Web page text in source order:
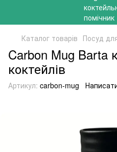
Каталог товарів Посуд
Carbon Mug Barta
коктейлів
Артикул: carbon-mug